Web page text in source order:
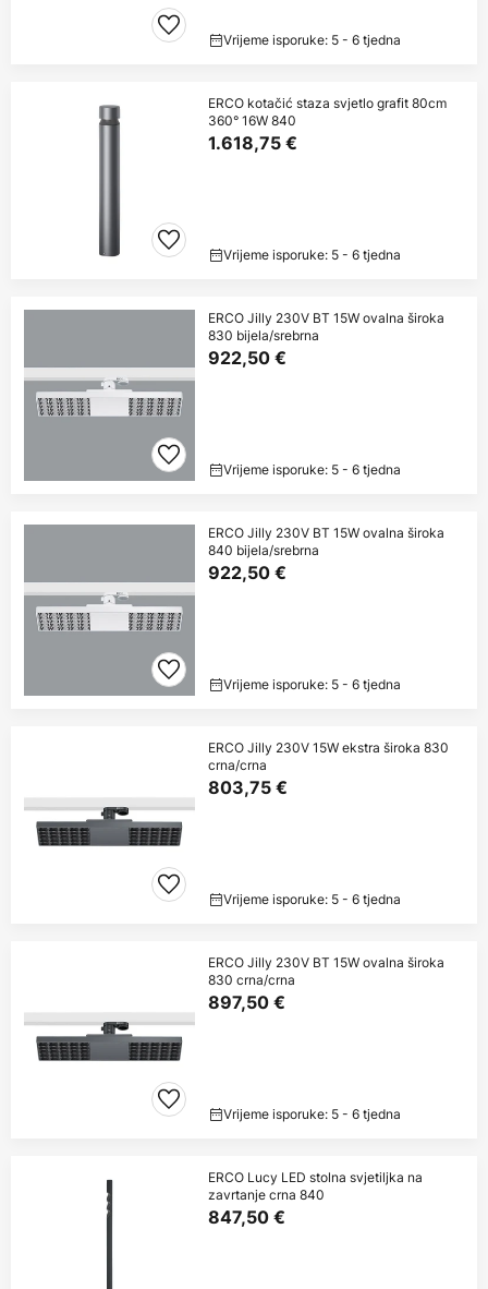
Vrijeme isporuke: 5 - 6 tjedna
ERCO kotačić staza svjetlo grafit 80cm
360° 16W 840
1.618,75 €
Vrijeme isporuke: 5 - 6 tjedna
ERCO Jilly 230V BT 15W ovalna široka
830 bijela/srebrna
922,50 €
Vrijeme isporuke: 5 - 6 tjedna
ERCO Jilly 230V BT 15W ovalna široka
840 bijela/srebrna
922,50 €
Vrijeme isporuke: 5 - 6 tjedna
ERCO Jilly 230V 15W ekstra široka 830
crna/crna
803,75 €
Vrijeme isporuke: 5 - 6 tjedna
ERCO Jilly 230V BT 15W ovalna široka
830 crna/crna
897,50 €
Vrijeme isporuke: 5 - 6 tjedna
ERCO Lucy LED stolna svjetiljka na
zavrtanje crna 840
847,50 €